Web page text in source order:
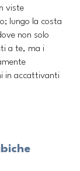
viste
lungo la costa
non solo
a te, ma i
in accattivanti